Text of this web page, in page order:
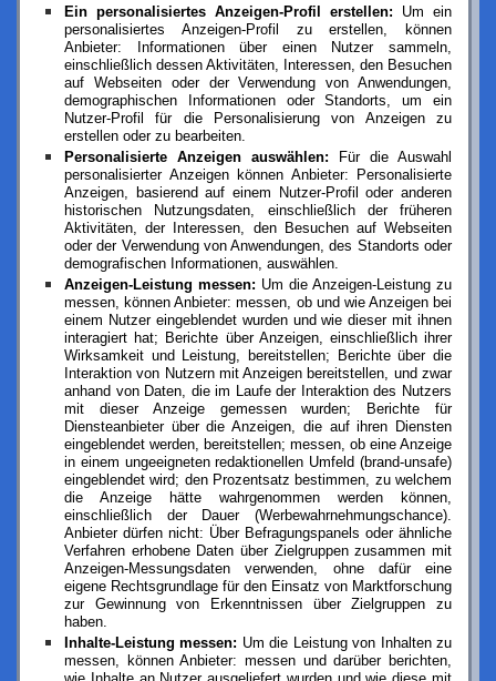
Ein personalisiertes Anzeigen-Profil erstellen: Um ein
personalisiertes Anzeigen-Profil zu erstellen, können
Anbieter: Informationen über einen Nutzer sammeln,
einschließlich dessen Aktivitäten, Interessen, den Besuchen
auf Webseiten oder der Verwendung von Anwendungen,
demographischen Informationen oder Standorts, um ein
Nutzer-Profil für die Personalisierung von Anzeigen zu
erstellen oder zu bearbeiten.
Personalisierte Anzeigen auswählen: Für die Auswahl
personalisierter Anzeigen können Anbieter: Personalisierte
Anzeigen, basierend auf einem Nutzer-Profil oder anderen
historischen Nutzungsdaten, einschließlich der früheren
Aktivitäten, der Interessen, den Besuchen auf Webseiten
oder der Verwendung von Anwendungen, des Standorts oder
demografischen Informationen, auswählen.
Anzeigen-Leistung messen: Um die Anzeigen-Leistung zu
messen, können Anbieter: messen, ob und wie Anzeigen bei
einem Nutzer eingeblendet wurden und wie dieser mit ihnen
interagiert hat; Berichte über Anzeigen, einschließlich ihrer
Wirksamkeit und Leistung, bereitstellen; Berichte über die
Interaktion von Nutzern mit Anzeigen bereitstellen, und zwar
anhand von Daten, die im Laufe der Interaktion des Nutzers
mit dieser Anzeige gemessen wurden; Berichte für
Diensteanbieter über die Anzeigen, die auf ihren Diensten
eingeblendet werden, bereitstellen; messen, ob eine Anzeige
in einem ungeeigneten redaktionellen Umfeld (brand-unsafe)
eingeblendet wird; den Prozentsatz bestimmen, zu welchem
die Anzeige hätte wahrgenommen werden können,
einschließlich der Dauer (Werbewahrnehmungschance).
Anbieter dürfen nicht: Über Befragungspanels oder ähnliche
Verfahren erhobene Daten über Zielgruppen zusammen mit
Anzeigen-Messungsdaten verwenden, ohne dafür eine
eigene Rechtsgrundlage für den Einsatz von Marktforschung
zur Gewinnung von Erkenntnissen über Zielgruppen zu
haben.
Inhalte-Leistung messen: Um die Leistung von Inhalten zu
messen, können Anbieter: messen und darüber berichten,